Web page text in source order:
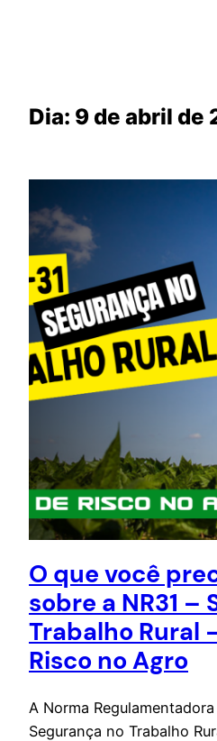
Dia: 9 de abril de
O que você
sobre a NR31 –
Trabalho Rural
Risco no Agro
A Norma
Segurança no Trabalho